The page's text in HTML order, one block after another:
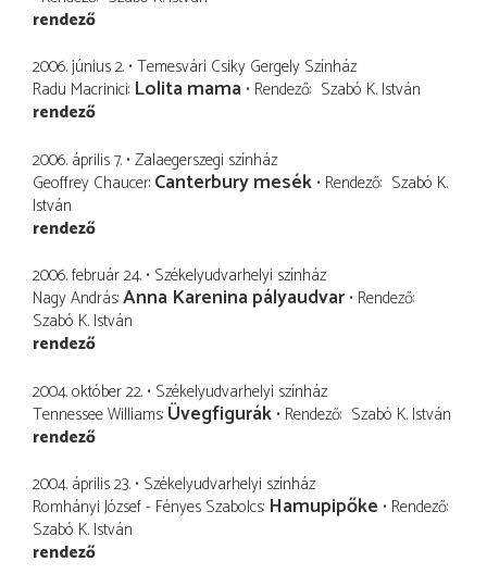
rendező
2006. június 2. Temesvári Csiky Gergely Színház
Radu Macrinici Lolita mama Rendező Szabó K. István
rendező
2006. április 7. Zalaegerszegi színház
Geoffrey Chaucer Canterbury mesék Rendező Szabó K.
István
rendező
2006. február 24. Székelyudvarhelyi színház
Nagy András Anna Karenina pályaudvar Rendező
Szabó K. István
rendező
2004. október 22. Székelyudvarhelyi színház
Tennessee Williams Üvegfigurák Rendező Szabó K. István
rendező
2004. április 23. Székelyudvarhelyi színház
Romhányi József - Fényes Szabolcs Hamupipőke Rendező
Szabó K. István
rendező